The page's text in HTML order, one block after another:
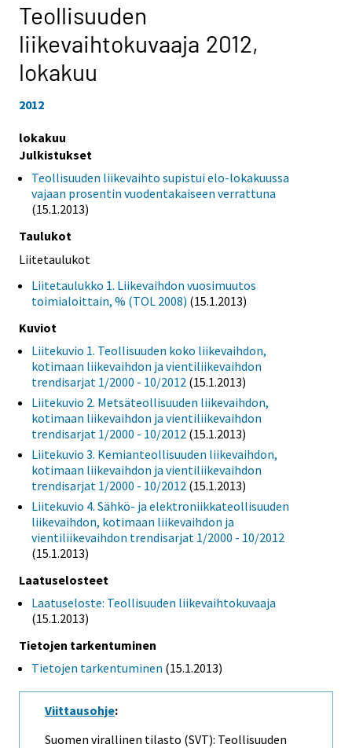
Teollisuuden
liikevaihtokuvaaja 2012,
lokakuu
2012
lokakuu
Julkistukset
Teollisuuden liikevaihto supistui elo-lokakuussa
vajaan prosentin vuodentakaiseen verrattuna
(15.1.2013)
Taulukot
Liitetaulukot
Liitetaulukko 1. Liikevaihdon vuosimuutos
toimialoittain, % (TOL 2008) (15.1.2013)
Kuviot
Liitekuvio 1. Teollisuuden koko liikevaihdon,
kotimaan liikevaihdon ja vientiliikevaihdon
trendisarjat 1/2000 - 10/2012 (15.1.2013)
Liitekuvio 2. Metsäteollisuuden liikevaihdon,
kotimaan liikevaihdon ja vientiliikevaihdon
trendisarjat 1/2000 - 10/2012 (15.1.2013)
Liitekuvio 3. Kemianteollisuuden liikevaihdon,
kotimaan liikevaihdon ja vientiliikevaihdon
trendisarjat 1/2000 - 10/2012 (15.1.2013)
Liitekuvio 4. Sähkö- ja elektroniikkateollisuuden
liikevaihdon, kotimaan liikevaihdon ja
vientiliikevaihdon trendisarjat 1/2000 - 10/2012
(15.1.2013)
Laatuselosteet
Laatuseloste: Teollisuuden liikevaihtokuvaaja
(15.1.2013)
Tietojen tarkentuminen
Tietojen tarkentuminen (15.1.2013)
Viittausohje:
Suomen virallinen tilasto (SVT): Teollisuuden